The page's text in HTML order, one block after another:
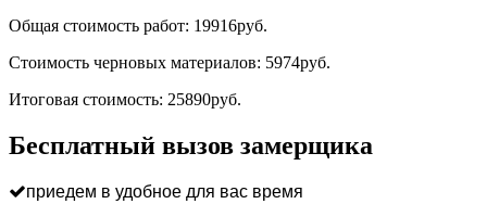
Общая стоимость работ: 19916руб.
Стоимость черновых материалов: 5974руб.
Итоговая стоимость: 25890руб.
Бесплатный вызов замерщика
приедем в удобное для вас время